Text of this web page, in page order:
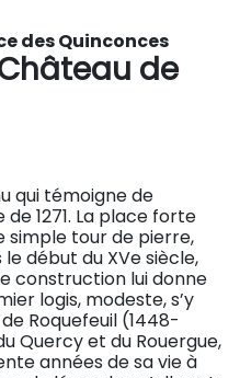
des Quinconces
de
qui témoigne de
1271. La place forte
simple tour de pierre,
début du XVe siècle,
construction lui donne
logis, modeste, s’y
Roquefeuil (1448-
Quercy et du Rouergue,
années de sa vie à